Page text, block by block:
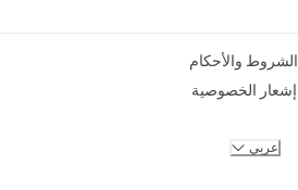
الشروط والأحكام
إشعار الخصوصية
عربي